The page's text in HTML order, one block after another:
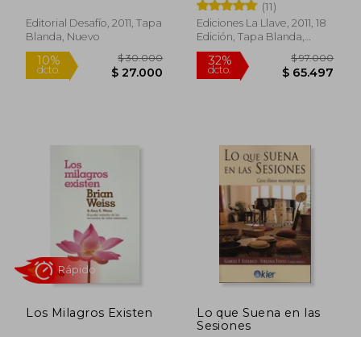
45%
dcto.
45%
dcto.
Editorial Desafío, 2011, Tapa
Blanda, Nuevo
(11)
Ediciones La Llave, 2011, 18
Edición, Tapa Blanda,
Nuevo
Los Milagros Existen
Lo que Suena en las
Sesiones